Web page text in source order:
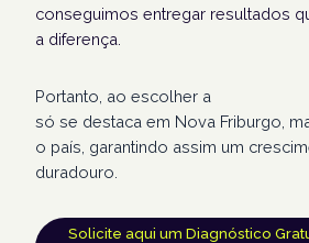
conseguimos entregar resultados
a diferença.
Portanto, ao escolher a
só se destaca em Nova Friburgo,
o país, garantindo assim um
duradouro.
Solicite aqui um Diagnóstico